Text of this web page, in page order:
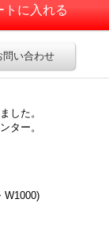
問い合わせ
した。
ター。
W1000)